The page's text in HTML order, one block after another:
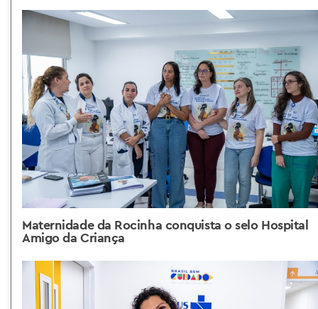
Maternidade da Rocinha conquista o selo Hospital
Amigo da Criança